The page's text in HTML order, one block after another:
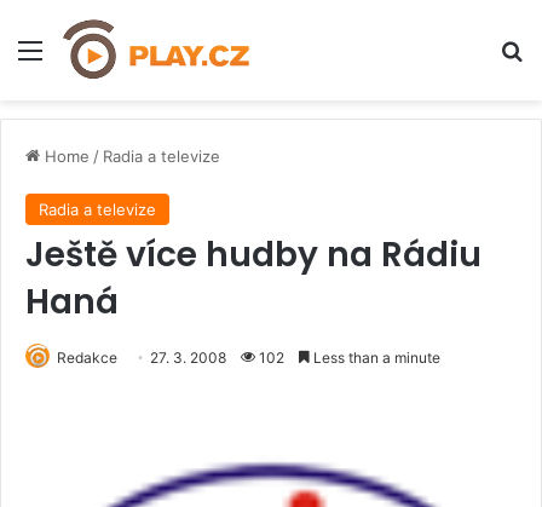
Menu
Home / Radia a televize
Radia a televize
Ještě více hudby na Rádiu
Haná
Redakce 27. 3. 2008 102 Less than a minute